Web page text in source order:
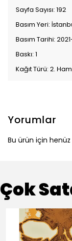
Sayfa Sayısı: 192
Basım Yeri:
Basım Tarihi:
Baskı: 1
Kağıt Türü: 2.
Yorumlar
Bu ürün için
Çok